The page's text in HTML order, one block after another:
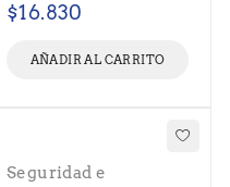
$16.830
AÑADIR AL CARRITO
Seguridad e